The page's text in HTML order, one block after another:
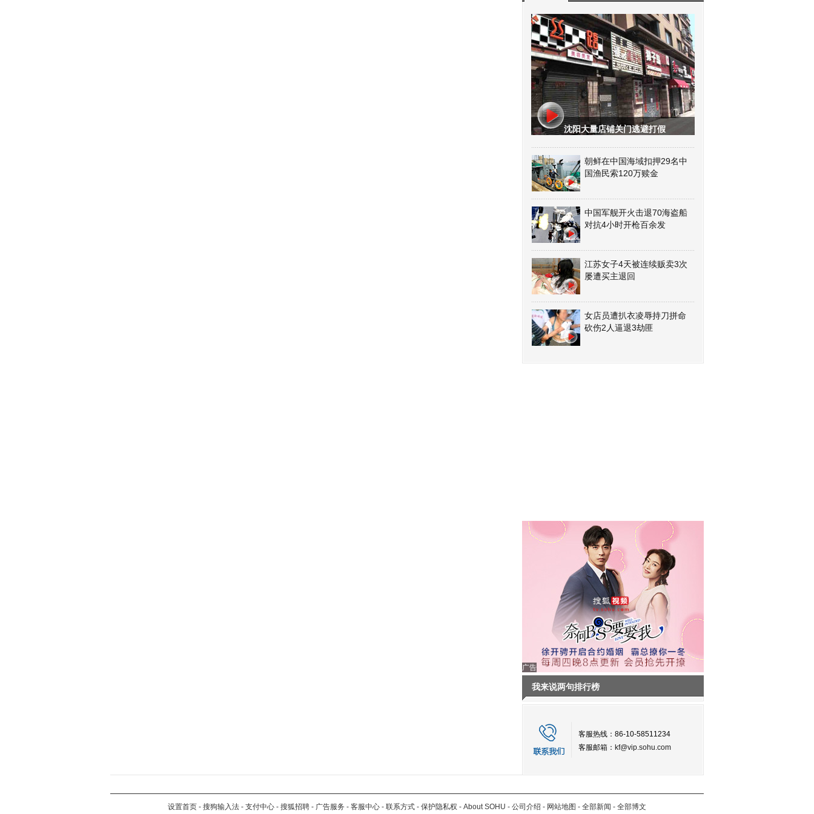
沈阳大量店铺关门逃避打假
朝鲜在中国海域扣押29名中
国渔民索120万赎金
中国军舰开火击退70海盗船
对抗4小时开枪百余发
江苏女子4天被连续贩卖3次
屡遭买主退回
女店员遭扒衣凌辱持刀拼命
砍伤2人逼退3劫匪
广告
我来说两句排行榜
客服热线：86-10-58511234
客服邮箱： kf@vip.sohu.com
设置首页 - 搜狗输入法 - 支付中心 - 搜狐招聘 - 广告服务 - 客服中心 - 联系方式 - 保护隐私权 - About SOHU - 公司介绍 - 网站地图 - 全部新闻 - 全部博文